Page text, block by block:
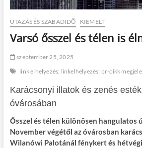
UTAZÁS ÉS SZABADIDŐ KIEMELT
Varsó ősszel és télen is
szeptember 25, 2025
link elhelyezés; linkelhelyezés; pr-cikk
Karácsonyi illatok és zenés
óvárosában
Ősszel és télen különösen hangulatos
November végétől az óvárosban
Wilanówi Palotánál fénykert és